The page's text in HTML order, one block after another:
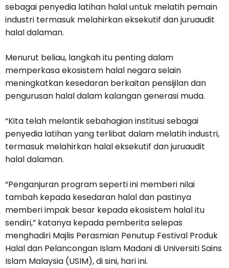
sebagai penyedia latihan halal untuk melatih pemain
industri termasuk melahirkan eksekutif dan juruaudit
halal dalaman.
Menurut beliau, langkah itu penting dalam
memperkasa ekosistem halal negara selain
meningkatkan kesedaran berkaitan pensijilan dan
pengurusan halal dalam kalangan generasi muda.
“Kita telah melantik sebahagian institusi sebagai
penyedia latihan yang terlibat dalam melatih industri,
termasuk melahirkan halal eksekutif dan juruaudit
halal dalaman.
“Penganjuran program seperti ini memberi nilai
tambah kepada kesedaran halal dan pastinya
memberi impak besar kepada ekosistem halal itu
sendiri,” katanya kepada pemberita selepas
menghadiri Majlis Perasmian Penutup Festival Produk
Halal dan Pelancongan Islam Madani di Universiti Sains
Islam Malaysia (USIM), di sini, hari ini.